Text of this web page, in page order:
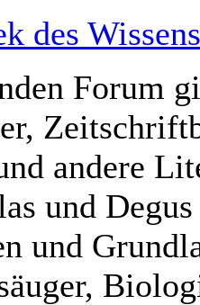
des Wissens
Forum
andere
und
und